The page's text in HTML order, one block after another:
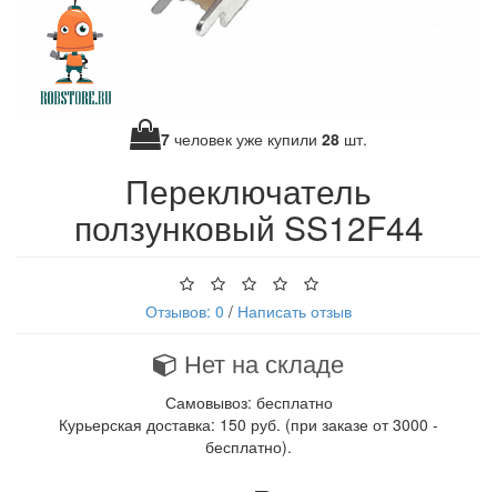
7 человек уже купили 28 шт.
Переключатель
ползунковый SS12F44
Отзывов: 0 / Написать отзыв
Нет на складе
Самовывоз: бесплатно
Курьерская доставка: 150 руб. (при заказе от 3000 -
бесплатно).